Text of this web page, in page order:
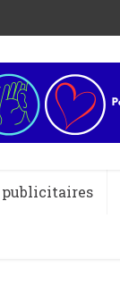
publicitaires